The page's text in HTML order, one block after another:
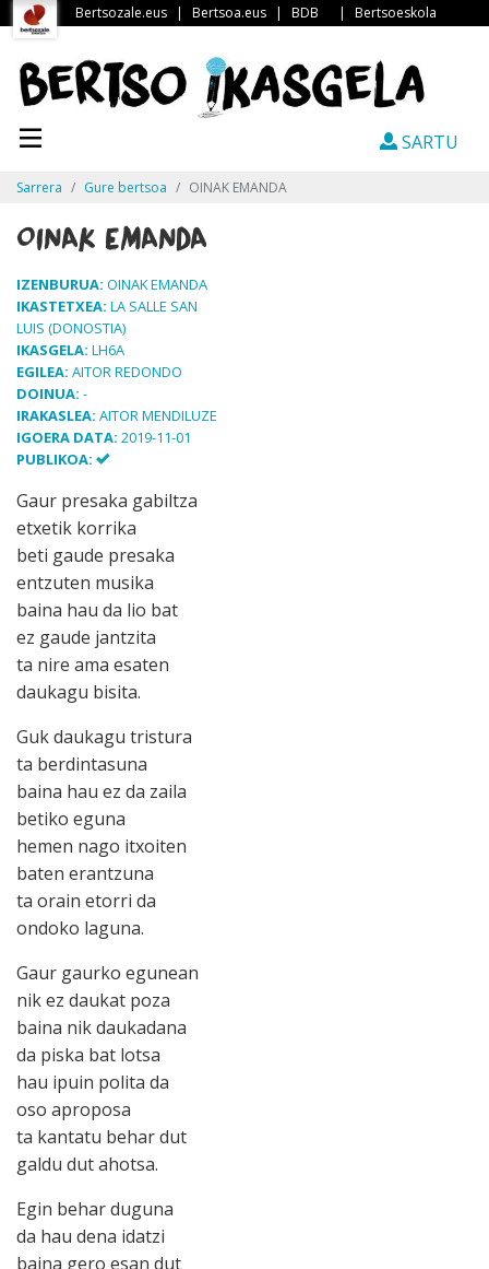
Bertsozale.eus | Bertsoa.eus | BDB | Bertsoeskola
SARTU
Sarrera Gure bertsoa OINAK EMANDA
OINAK EMANDA
IZENBURUA: OINAK EMANDA
IKASTETXEA: LA SALLE SAN
LUIS (DONOSTIA)
IKASGELA: LH6A
EGILEA: AITOR REDONDO
DOINUA: -
IRAKASLEA: AITOR MENDILUZE
IGOERA DATA: 2019-11-01
PUBLIKOA:
Gaur presaka gabiltza
etxetik korrika
beti gaude presaka
entzuten musika
baina hau da lio bat
ez gaude jantzita
ta nire ama esaten
daukagu bisita.
Guk daukagu tristura
ta berdintasuna
baina hau ez da zaila
betiko eguna
hemen nago itxoiten
baten erantzuna
ta orain etorri da
ondoko laguna.
Gaur gaurko egunean
nik ez daukat poza
baina nik daukadana
da piska bat lotsa
hau ipuin polita da
oso aproposa
ta kantatu behar dut
galdu dut ahotsa.
Egin behar duguna
da hau dena idatzi
baina gero esan dut